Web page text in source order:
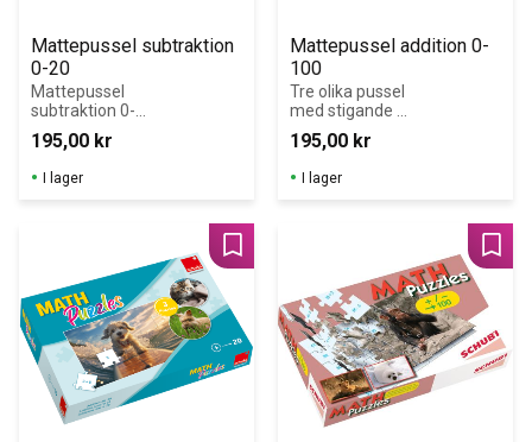
Mattepussel subtraktion
0-20
Mattepussel
subtraktion 0-
20. Tre olika
pussel. 24
uppgifter
(pusselbitar) per
195,00 kr
I lager
Mattepussel addition 0-
100
Tre olika pussel
med stigande
svårighetsgrad
195,00 kr
I lager
Lägg till i favoriter